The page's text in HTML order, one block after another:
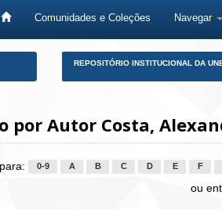
Comunidades e Coleções Navegar
REPOSITÓRIO INSTITUCIONAL DA
por Autor Costa,
0-9 A B C D E F
ou